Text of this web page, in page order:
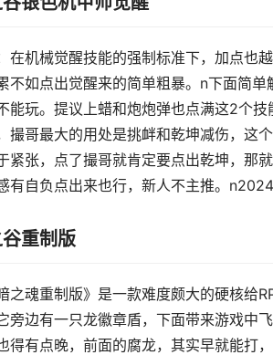
在机械觉醒技能的强制标准下，加点也
不如点出觉醒来的简单粗暴。n下面简
能玩。提议上蜡和炮炮弹也点满这2个
撮哥最大的用处是挑衅和乾坤减伤，这
紧张，点了撮哥就肯定要点出乾坤，那
有自负点出来也行，新人不主推。
重制版
之魂重制版》是一款难度颇大的硬核给
旁边有一只龙徽章盾，下面带来游戏中
得有点晚，前面的腐龙，其实早就能打